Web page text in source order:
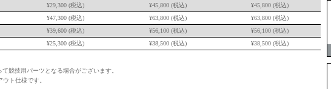
¥29,300 (税込) ¥45,800 (税込) ¥45,800 (税込)
¥47,300 (税込) ¥63,800 (税込) ¥63,800 (税込)
¥39,600 (税込) ¥56,100 (税込) ¥56,100 (税込)
¥25,300 (税込) ¥38,500 (税込) ¥38,500 (税込)
競技用パーツとなる場合がございます。
ト仕様です。